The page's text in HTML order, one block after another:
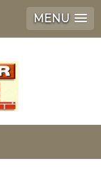
MENU